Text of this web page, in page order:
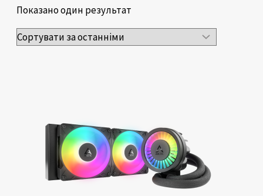
Показано один результат